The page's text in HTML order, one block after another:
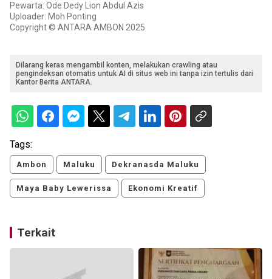
Pewarta: Ode Dedy Lion Abdul Azis
Uploader: Moh Ponting
Copyright © ANTARA AMBON 2025
Dilarang keras mengambil konten, melakukan crawling atau
pengindeksan otomatis untuk AI di situs web ini tanpa izin tertulis dari
Kantor Berita ANTARA.
Tags:
Ambon Maluku Dekranasda Maluku
Maya Baby Lewerissa Ekonomi Kreatif
Terkait